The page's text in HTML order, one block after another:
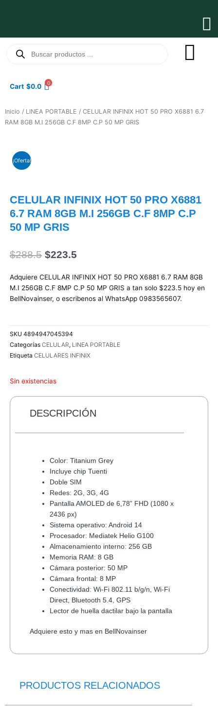
productos
Cart $0.0 0
Inicio / LINEA PORTABLE / CELULAR INFINIX HOT 50 PRO X6881 6.7
RAM 8GB M.I 256GB C.F 8MP C.P 50 MP GRIS
¡Oferta!
CELULAR INFINIX HOT 50 PRO X6881
6.7 RAM 8GB M.I 256GB C.F 8MP C.P
50 MP GRIS
$288.5 El
original
era:
$288.5.
$223.5
actual
es:
$223.5.
Adquiere CELULAR INFINIX HOT 50 PRO X6881 6.7 RAM 8GB
M.I 256GB C.F 8MP C.P 50 MP GRIS a tan solo $223.5 hoy en
BellNovainser, o escribenos al WhatsApp 0983565607.
SKU 4894947045394
Categorías CELULAR, LINEA PORTABLE
Etiqueta CELULARES INFINIX
Sin existencias
DESCRIPCIÓN
Color: Titanium Grey
Incluye chip Tuenti
Doble SIM
Redes: 2G, 3G, 4G
Pantalla AMOLED de 6,78” FHD (1080 x
2436 px)
Sistema operativo: Android 14
Procesador: Mediatek Helio G100
Almacenamiento interno: 256 GB
Memoria RAM: 8 GB
Cámara posterior: 50 MP
Cámara frontal: 8 MP
Conectividad: Wi-Fi 802.11 b/g/n, Wi-Fi
Direct, Bluetooth 5.4, GPS
Lector de huella dactilar bajo la pantalla
Adquiere esto y mas en BellNovainser
PRODUCTOS RELACIONADOS